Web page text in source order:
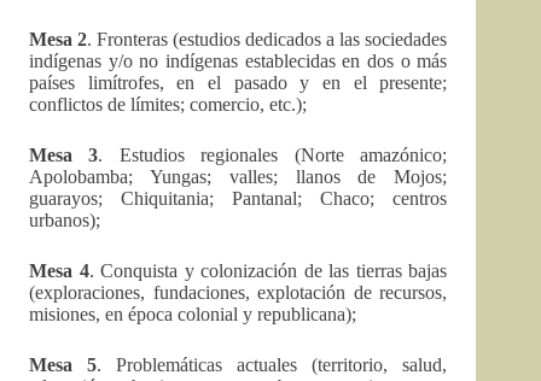
Mesa 2. Fronteras (estudios dedicados a las sociedades
indígenas y/o no indígenas establecidas en dos o más
países limítrofes, en el pasado y en el presente;
conflictos de límites; comercio, etc.);
Mesa 3. Estudios regionales (Norte amazónico;
Apolobamba; Yungas; valles; llanos de Mojos;
guarayos; Chiquitania; Pantanal; Chaco; centros
urbanos);
Mesa 4. Conquista y colonización de las tierras bajas
(exploraciones, fundaciones, explotación de recursos,
misiones, en época colonial y republicana);
Mesa 5. Problemáticas actuales (territorio, salud,